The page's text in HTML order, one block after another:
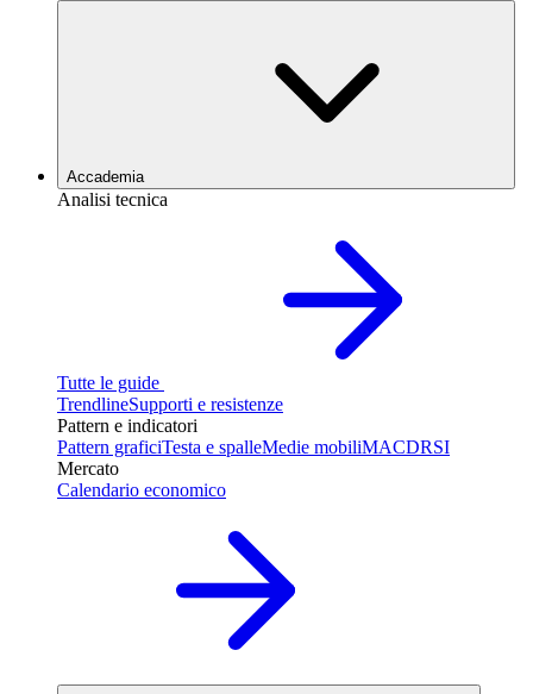
Accademia
Analisi tecnica
Tutte le guide
TrendlineSupporti e resistenze
Pattern e indicatori
Pattern graficiTesta e spalleMedie mobiliMACDRSI
Mercato
Calendario economico